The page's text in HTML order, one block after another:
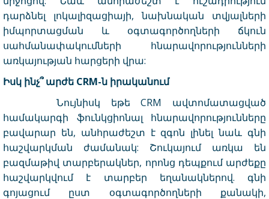
դարձնել լոկալիզացիայի, նախնական տվյալների
իմպորտացման և օգտագործողների ճկուն
սահմանափակումների հնարավորությունների
առկայության հարցերի վրա:
Իսկ ինչ՞ արժե CRM-ն իրականում
Նույնիսկ եթե CRM ավտոմատացված
համակարգի ֆունկցիոնալ հնարավորությունները
բավարար են, անհրաժեշտ է զգոն լինել նաև գնի
հաշվարկման ժամանակ: Շուկայում առկա են
բազմաթիվ տարբերակներ, որոնց դեպքում արժեքը
հաշվարկվում է տարբեր եղանակներով. գնի
գոյացում ըստ օգտագործողների քանակի,